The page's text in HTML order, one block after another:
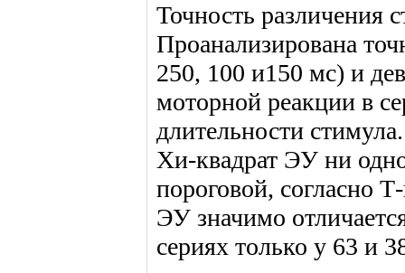
Точность различения
Проанализирована
250, 100 и150 мс) и
моторной реакции в
длительности
Хи-квадрат ЭУ ни
пороговой, согласно
ЭУ значимо
сериях только у 63 и